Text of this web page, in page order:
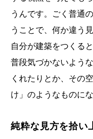
うんです。ごく普通
うことで、何か違う
自分が建築をつくる
普段気づかないよう
くれたりとか、その
け」のようなものに
純粋な見方を拾い